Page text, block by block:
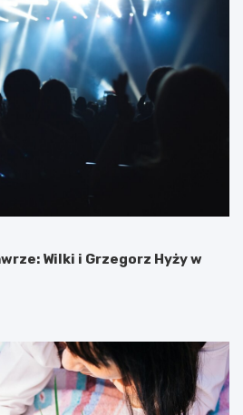
Wilki i Grzegorz Hyży w